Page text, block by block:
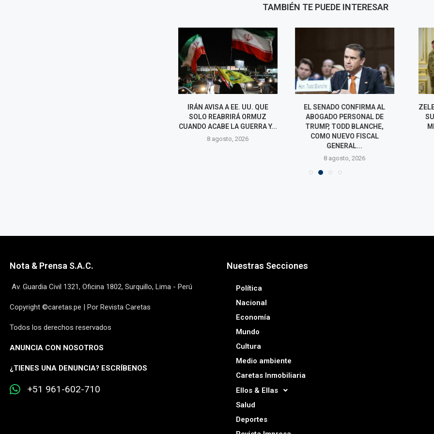
TAMBIÉN TE PUEDE INTERESAR
IRÁN AVISA A EE. UU. QUE
SOLO REABRIRÁ ORMUZ
CUANDO ACABE LA GUERRA Y...
8 agosto, 2026
EL SENADO CONFIRMA AL
ABOGADO PERSONAL DE
TRUMP, TODD BLANCHE,
COMO NUEVO FISCAL
GENERAL...
8 agosto, 2026
ZELENSKI SE
MISILES
8
Nota & Prensa S.A.C.
Av. Guardia Civil 1321, Oficina 1802, Surquillo, Lima - Perú
Copyright ©caretas.pe | Por Revista Caretas
Todos los derechos reservados
ANUNCIA CON NOSOTROS
¿TIENES UNA DENUNCIA? ESCRÍBENOS
+51 961-602-710
Nuestras Secciones
Política
Nacional
Economía
Mundo
Cultura
Medio ambiente
Caretas Inmobiliaria
Ellos & Ellas
Salud
Deportes